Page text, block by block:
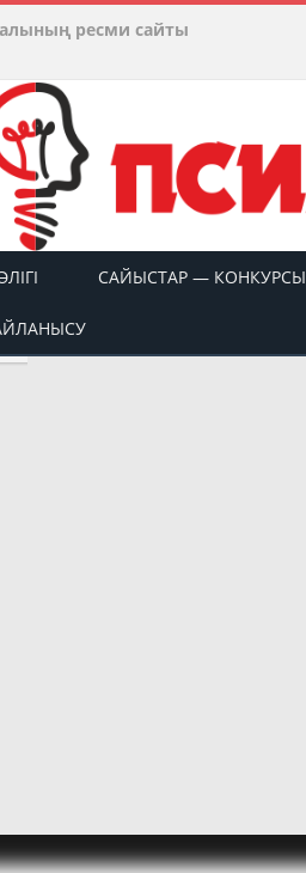
ресми сайты
САЙЫСТАР — КОНКУРСЫ